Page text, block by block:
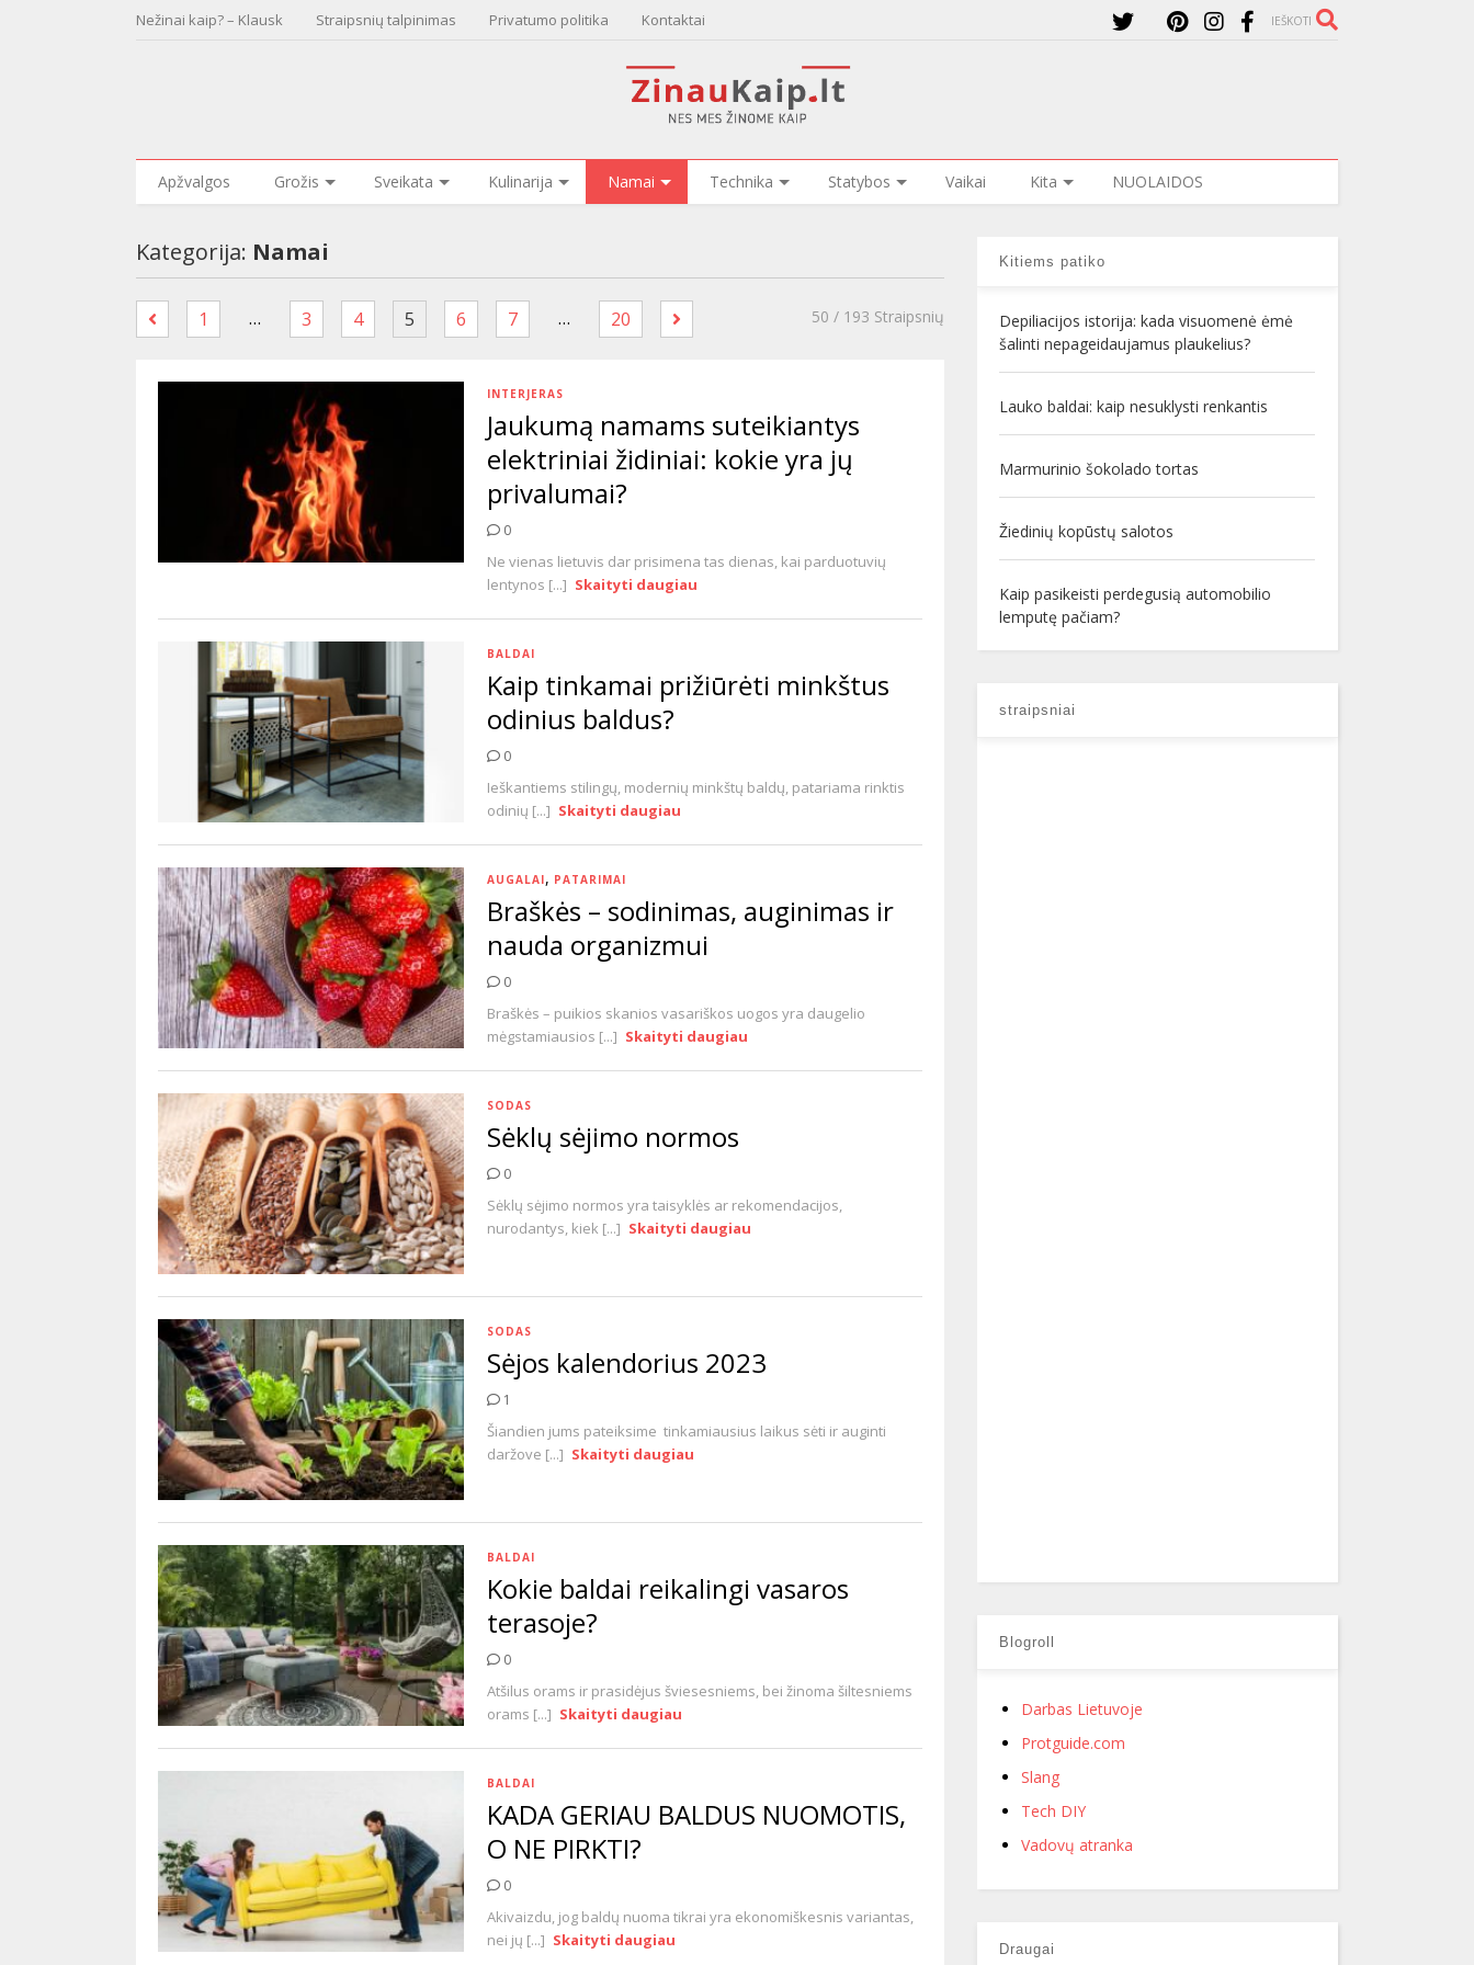
Nežinai kaip? – Klausk Straipsnių talpinimas Privatumo politika Kontaktai IEŠKOTI
Apžvalgos Grožis Sveikata Kulinarija Namai Technika Statybos Vaikai Kita NUOLAIDOS
Kategorija: Namai
1 … 3 4 5 6 7 … 20 50 / 193 Straipsnių
INTERJERAS
Jaukumą namams suteikiantys
elektriniai židiniai: kokie yra jų
privalumai?
0
Ne vienas lietuvis dar prisimena tas dienas, kai parduotuvių
lentynos [...] Skaityti daugiau
BALDAI
Kaip tinkamai prižiūrėti minkštus
odinius baldus?
0
Ieškantiems stilingų, modernių minkštų baldų, patariama rinktis
odinių [...] Skaityti daugiau
AUGALAI, PATARIMAI
Braškės – sodinimas, auginimas ir
nauda organizmui
0
Braškės – puikios skanios vasariškos uogos yra daugelio
mėgstamiausios [...] Skaityti daugiau
SODAS
Sėklų sėjimo normos
0
Sėklų sėjimo normos yra taisyklės ar rekomendacijos,
nurodantys, kiek [...] Skaityti daugiau
SODAS
Sėjos kalendorius 2023
1
Šiandien jums pateiksime tinkamiausius laikus sėti ir auginti
daržove [...] Skaityti daugiau
BALDAI
Kokie baldai reikalingi vasaros
terasoje?
0
Atšilus orams ir prasidėjus šviesesniems, bei žinoma šiltesniems
orams [...] Skaityti daugiau
BALDAI
KADA GERIAU BALDUS NUOMOTIS,
O NE PIRKTI?
0
Akivaizdu, jog baldų nuoma tikrai yra ekonomiškesnis variantas,
nei jų [...] Skaityti daugiau
Kitiems patiko
Depiliacijos istorija: kada visuomenė ėmė
šalinti nepageidaujamus plaukelius?
Lauko baldai: kaip nesuklysti renkantis
Marmurinio šokolado tortas
Žiedinių kopūstų salotos
Kaip pasikeisti perdegusią automobilio
lemputę pačiam?
straipsniai
Blogroll
Darbas Lietuvoje
Protguide.com
Slang
Tech DIY
Vadovų atranka
Draugai